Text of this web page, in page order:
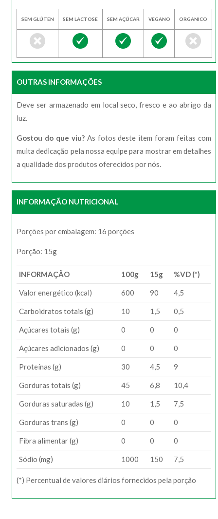
SEM GLÚTEN SEM LACTOSE SEM AÇÚCAR VEGANO ORGANICO
OUTRAS INFORMAÇÕES
Deve ser armazenado em local seco, fresco e ao abrigo da
luz.
Gostou do que viu?As fotos deste item foram feitas com
muita dedicação pela nossa equipe para mostrar em detalhes
a qualidade dos produtos oferecidos por nós.
INFORMAÇÃO NUTRICIONAL
Porções por embalagem: 16 porções
Porção: 15g
INFORMAÇÃO 100g 15g %VD (*)
Valor energético (kcal) 600 90 4,5
Carboidratos totais (g) 10 1,5 0,5
Açúcares totais (g) 0 0 0
Açúcares adicionados (g) 0 0 0
Proteínas (g) 30 4,5 9
Gorduras totais (g) 45 6,8 10,4
Gorduras saturadas (g) 10 1,5 7,5
Gorduras trans (g) 0 0 0
Fibra alimentar (g) 0 0 0
Sódio (mg) 1000 150 7,5
(*) Percentual de valores diários fornecidos pela porção